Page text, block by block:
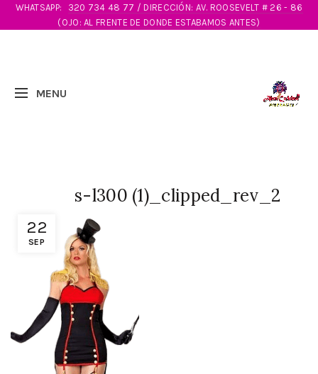
WHATSAPP:
320 734 48 77 / DIRECCIÓN: AV. ROOSEVELT # 26 - 86
(OJO: AL FRENTE DE DONDE ESTABAMOS ANTES)
22
SEP
s-l300 (1)_clipped_rev_2